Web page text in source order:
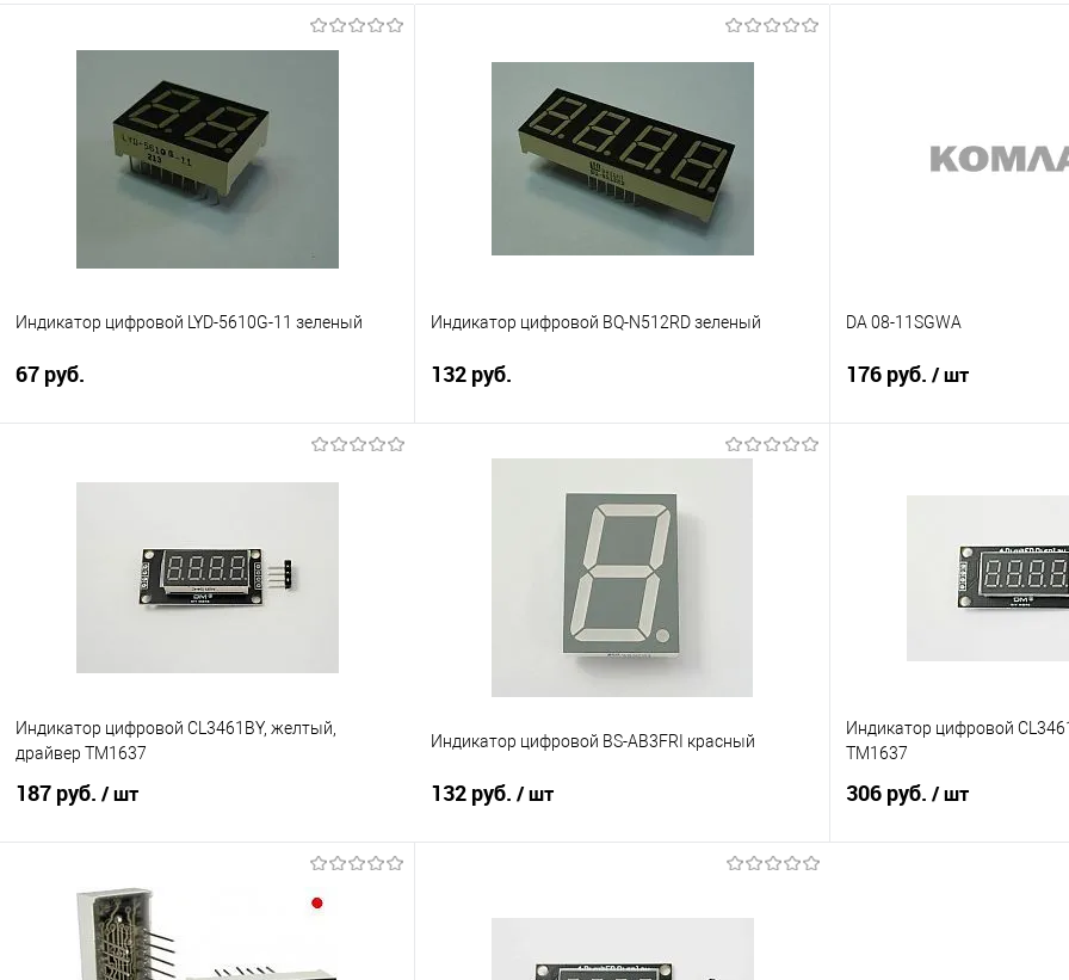
Индикатор цифровой LYD-5610G-11 зеленый
67 руб.
В наличии
Индикатор цифровой BQ-N512RD зеленый
132 руб.
DA 08-11SGWA
176 руб. / шт
Индикатор цифровой CL3461BY, желтый,
драйвер TM1637
187 руб. / шт
Сравнение
Индикатор цифровой BS-AB3FRI красный
132 руб. / шт
Индикатор цифровой
TM1637
306 руб. / шт